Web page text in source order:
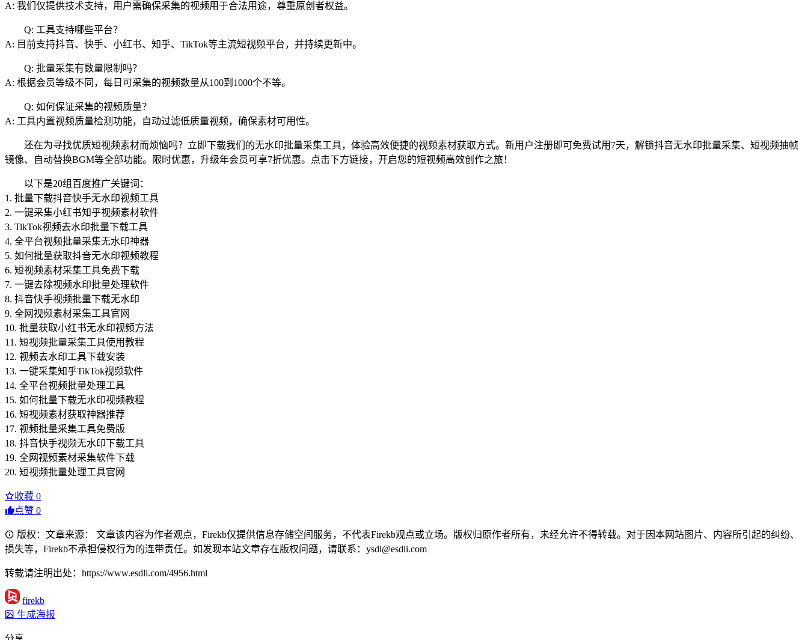
A: 我们仅提供技术支持，用户需确保采集的视频用于合法用途，尊重原创者权益。
Q: 工具支持哪些平台？
A: 目前支持抖音、快手、小红书、知乎、TikTok等主流短视频平台，并持续更新中。
Q: 批量采集有数量限制吗？
A: 根据会员等级不同，每日可采集的视频数量从100到1000个不等。
Q: 如何保证采集的视频质量？
A: 工具内置视频质量检测功能，自动过滤低质量视频，确保素材可用性。
还在为寻找优质短视频素材而烦恼吗？立即下载我们的无水印批量采集工具，体验高效便捷的视频素材获取方式。新用户注册即可免费试用7天，解锁抖音无水印批量采集、短视频抽帧
镜像、自动替换BGM等全部功能。限时优惠，升级年会员可享7折优惠。点击下方链接，开启您的短视频高效创作之旅！
以下是20组百度推广关键词：
1. 批量下载抖音快手无水印视频工具
2. 一键采集小红书知乎视频素材软件
3. TikTok视频去水印批量下载工具
4. 全平台视频批量采集无水印神器
5. 如何批量获取抖音无水印视频教程
6. 短视频素材采集工具免费下载
7. 一键去除视频水印批量处理软件
8. 抖音快手视频批量下载无水印
9. 全网视频素材采集工具官网
10. 批量获取小红书无水印视频方法
11. 短视频批量采集工具使用教程
12. 视频去水印工具下载安装
13. 一键采集知乎TikTok视频软件
14. 全平台视频批量处理工具
15. 如何批量下载无水印视频教程
16. 短视频素材获取神器推荐
17. 视频批量采集工具免费版
18. 抖音快手视频无水印下载工具
19. 全网视频素材采集软件下载
20. 短视频批量处理工具官网
收藏 0
点赞 0
版权：文章来源： 文章该内容为作者观点，Firekb仅提供信息存储空间服务，不代表Firekb观点或立场。版权归原作者所有，未经允许不得转载。对于因本网站图片、内容所引起的纠纷、
损失等，Firekb不承担侵权行为的连带责任。如发现本站文章存在版权问题，请联系：ysdl@esdli.com
转载请注明出处：https://www.esdli.com/4956.html
firekb
生成海报